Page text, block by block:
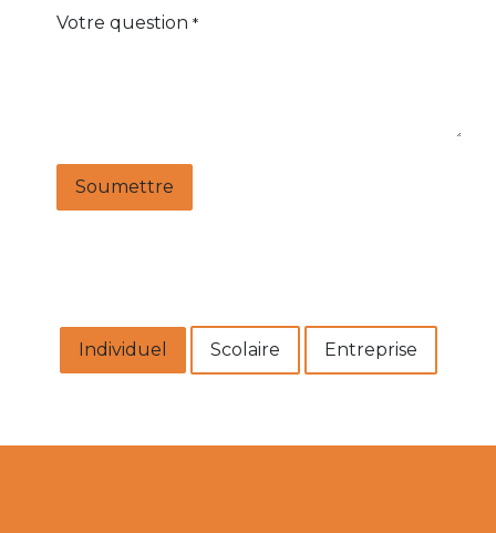
Votre question *
Soumettre
Individuel Scolaire Entreprise​​